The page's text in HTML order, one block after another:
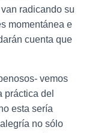
radicando su
momentánea e
cuenta que
vemos
práctica del
esta sería
no sólo